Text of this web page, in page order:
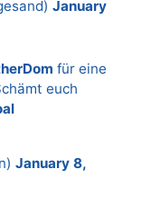
January
für eine
euch
January 8,